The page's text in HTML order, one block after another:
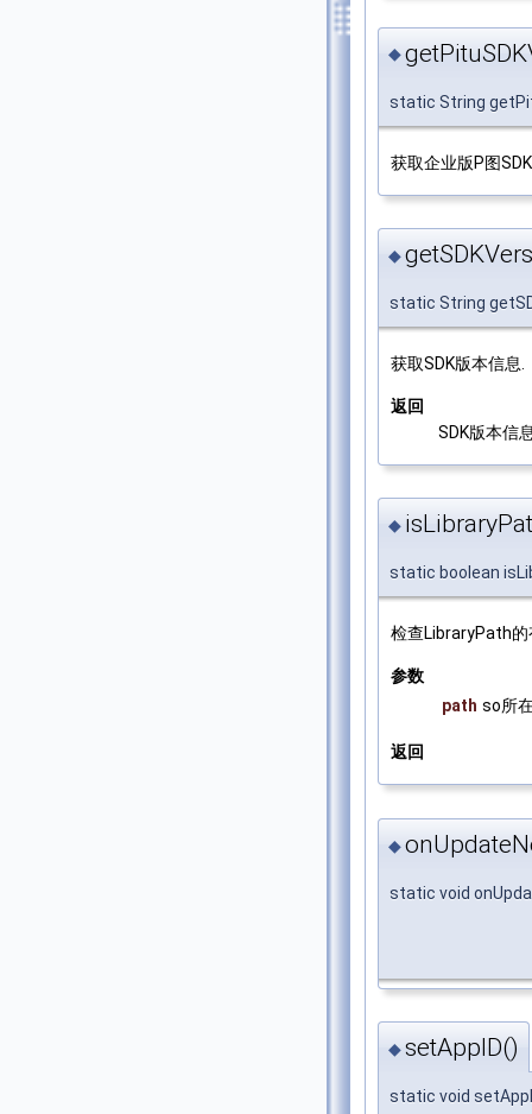
◆
static String
获取企业版P图
◆
static String
获取SDK版本信息.
返回
SDK版本信
◆
static boolean
检查LibraryPath的
参数
path so所
返回
◆
static void
◆setAppID()
static void